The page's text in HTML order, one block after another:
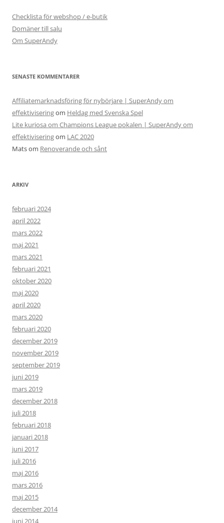
Checklista för webshop / e-butik
Domäner till salu
Om SuperAndy
SENASTE KOMMENTARER
Affiliatemarknadsföring för nybörjare | SuperAndy om
effektiviseringom Heldag med Svenska Spel
Lite kuriosa om Champions League pokalen | SuperAndy om
effektiviseringom LAC 2020
Matsom Renoverande och sånt
ARKIV
februari 2024
april 2022
mars 2022
maj 2021
mars 2021
februari 2021
oktober 2020
maj 2020
april 2020
mars 2020
februari 2020
december 2019
november 2019
september 2019
juni 2019
mars 2019
december 2018
juli 2018
februari 2018
januari 2018
juni 2017
juli 2016
maj 2016
mars 2016
maj 2015
december 2014
juni 2014